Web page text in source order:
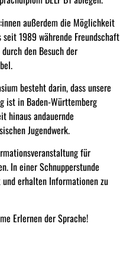
außerdem die Möglichkeit
1989 währende Freundschaft
den Besuch der
besteht darin, dass unsere
ist in Baden-Württemberg
hinaus andauernde
Jugendwerk.
für
In einer Schnupperstunde
erhalten Informationen zu
Erlernen der Sprache!